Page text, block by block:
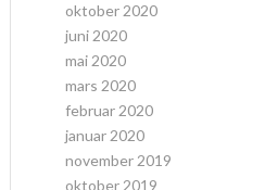
oktober 2020
juni 2020
mai 2020
mars 2020
februar 2020
januar 2020
november 2019
oktober 2019